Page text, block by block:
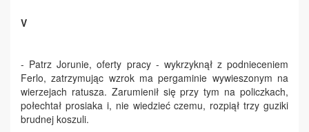
V
- Patrz Jorunie, oferty pracy - wykrzyknął z podnieceniem
Ferlo, zatrzymując wzrok ma pergaminie wywieszonym na
wierzejach ratusza. Zarumienił się przy tym na policzkach,
połechtał prosiaka i, nie wiedzieć czemu, rozpiął trzy guziki
brudnej koszuli.